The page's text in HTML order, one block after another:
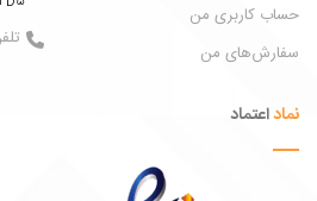
کاربری من
من
تلفن: